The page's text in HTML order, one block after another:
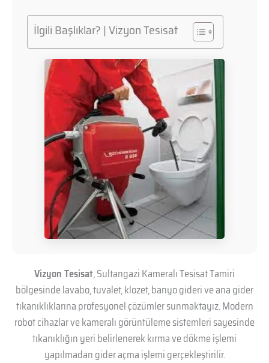
İlgili Başlıklar? | Vizyon Tesisat
Vizyon Tesisat, Sultangazi Kameralı Tesisat Tamiri
bölgesinde lavabo, tuvalet, klozet, banyo gideri ve ana gider
tıkanıklıklarına profesyonel çözümler sunmaktayız. Modern
robot cihazlar ve kameralı görüntüleme sistemleri sayesinde
tıkanıklığın yeri belirlenerek kırma ve dökme işlemi
yapılmadan gider açma işlemi gerçekleştirilir.